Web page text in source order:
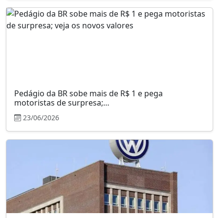
Pedágio da BR sobe mais de R$ 1 e pega
motoristas de surpresa;…
23/06/2026